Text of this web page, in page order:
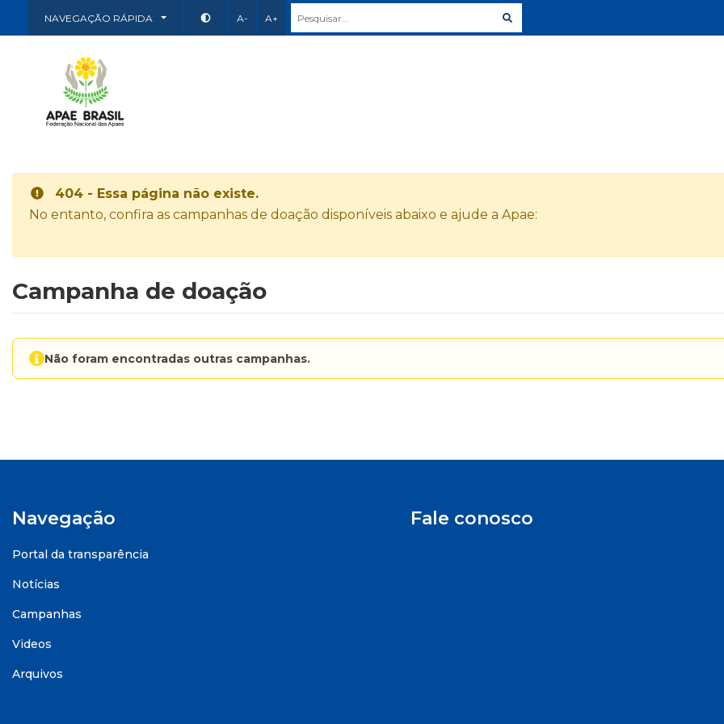
NAVEGAÇÃO RÁPIDA A- A+
404 - Essa página não existe.
No entanto, confira as campanhas de doação disponíveis abaixo e ajude a Apae:
Campanha de doação
Não foram encontradas outras campanhas.
Navegação
Portal da transparência
Notícias
Campanhas
Videos
Arquivos
Fale conosco